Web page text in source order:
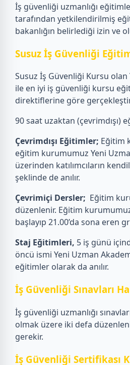
İş güvenliği uzmanlığı
tarafından yetkilendirilmiş
bakanlığın belirlediği izin ve
Susuz İş Güvenliği
Susuz İş Güvenliği Kursu olan
ile en iyi iş güvenliği kursu
direktiflerine göre
90 saat uzaktan
Çevrimdışı Eğitimler; Eğitim
eğitim kurumumuz Yeni
üzerinden katılımcıların
şeklinde de anılır.
Çevrimiçi Dersler; Eğitim
düzenlenir. Eğitim kurumumuz
başlayıp 21.00’da sona eren
Staj Eğitimleri, 5 iş günü
öncü ismi Yeni Uzman
eğitimler olarak da anılır.
İş Güvenliği Sınavları
İş güvenliği uzmanlığı
olmak üzere iki defa
gerekir.
İş Güvenliği Sertifikası